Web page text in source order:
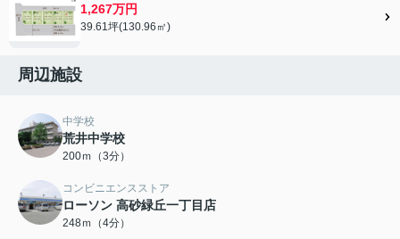
1,267万円
39.61坪(130.96㎡)
周辺施設
中学校
荒井中学校
200ｍ（3分）
コンビニエンスストア
ローソン 高砂緑丘一丁目店
248ｍ（4分）